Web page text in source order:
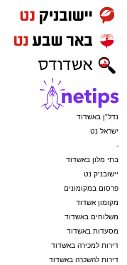
נדל"ן באשדוד
ישראל נט
-
בתי מלון באשדוד
יישובניק נט
פרסום במקומונים
מקומון אשדוד
משלוחים באשדוד
מסעדות באשדוד
דירות למכירה באשדוד
דירות להשכרה באשדוד